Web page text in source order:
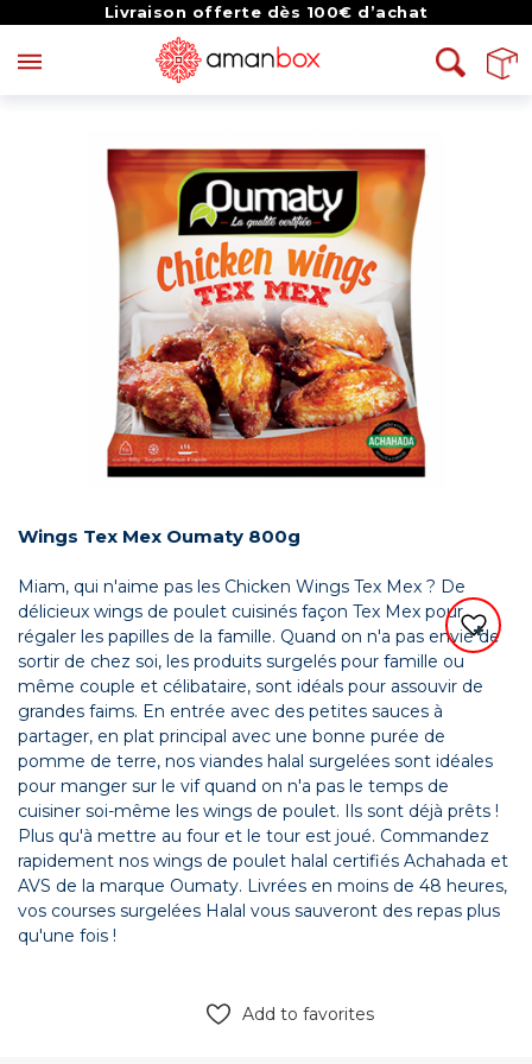
Livraison offerte dès 100€ d’achat
Wings Tex Mex Oumaty 800g
Miam, qui n'aime pas les Chicken Wings Tex Mex ? De
délicieux wings de poulet cuisinés façon Tex Mex pour
régaler les papilles de la famille. Quand on n'a pas envie de
sortir de chez soi, les produits surgelés pour famille ou
même couple et célibataire, sont idéals pour assouvir de
grandes faims. En entrée avec des petites sauces à
partager, en plat principal avec une bonne purée de
pomme de terre, nos viandes halal surgelées sont idéales
pour manger sur le vif quand on n'a pas le temps de
cuisiner soi-même les wings de poulet. Ils sont déjà prêts !
Plus qu'à mettre au four et le tour est joué. Commandez
rapidement nos wings de poulet halal certifiés Achahada et
AVS de la marque Oumaty. Livrées en moins de 48 heures,
vos courses surgelées Halal vous sauveront des repas plus
qu'une fois !
Add to favorites